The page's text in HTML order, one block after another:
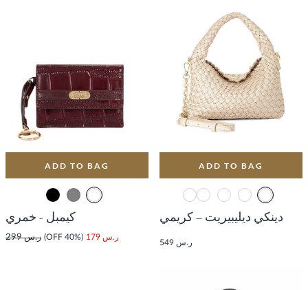
ADD TO BAG
دينكي ديليبيريت – كريمي
ر.س 549
ADD TO BAG
كيمبل - خمري
ر.س 179 (40% OFF) ر.س 299